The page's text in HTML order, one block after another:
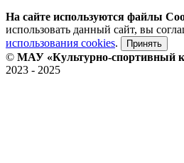
На сайте используются файлы
использовать данный сайт, вы
использования cookies. Принять
© МАУ «Культурно-спортивный
2023 - 2025